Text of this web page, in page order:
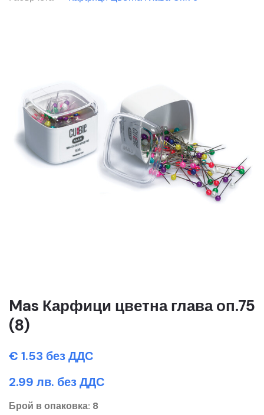
Mas Карфици цветна глава оп.75
(8)
€ 1.53 без ДДС
2.99 лв. без ДДС
Брой в опаковка: 8